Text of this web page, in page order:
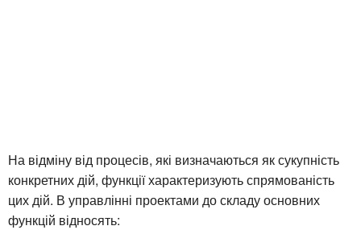
На відміну від процесів, які визначаються як сукупність
конкретних дій, функції характеризують спрямованість
цих дій. В управлінні проектами до складу основних
функцій відносять: